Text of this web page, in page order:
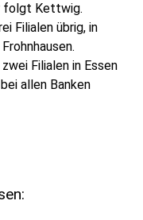
folgt Kettwig.
Filialen übrig, in
Filialen in Essen
allen Banken